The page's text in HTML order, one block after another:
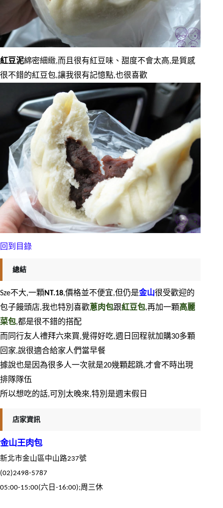
紅豆泥綿密細緻,而且很有紅豆味、甜度不會太高,是質感
很不錯的紅豆包,讓我很有記憶點,也很喜歡
回到目錄
總結
Sze不大,一顆NT.18,價格並不便宜,但仍是金山很受歡迎的
包子饅頭店,我也特別喜歡蔥肉包跟紅豆包,再加一顆高麗
菜包,都是很不錯的搭配
而同行友人禮拜六來買,覺得好吃,週日回程就加購30多顆
回家,說很適合給家人們當早餐
據說也是因為很多人一次就是20幾顆起跳,才會不時出現
排隊隊伍
所以想吃的話,可別太晚來,特別是週末假日
店家資訊
金山王肉包
新北市金山區中山路237號
(02)2498-5787
05:00-15:00(六日-16:00);周三休